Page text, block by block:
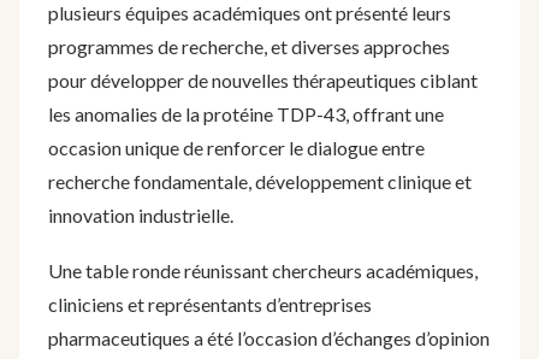
plusieurs équipes académiques ont présenté leurs
programmes de recherche, et diverses approches
pour développer de nouvelles thérapeutiques ciblant
les anomalies de la protéine TDP-43, offrant une
occasion unique de renforcer le dialogue entre
recherche fondamentale, développement clinique et
innovation industrielle.
Une table ronde réunissant chercheurs académiques,
cliniciens et représentants d’entreprises
pharmaceutiques a été l’occasion d’échanges d’opinion